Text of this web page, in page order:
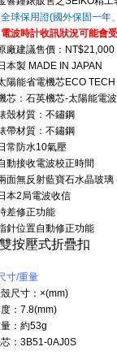
球保用證(國外保固一年、
波時計收訊狀況可能會
廠建議售價：NT$21,000
本製 MADE IN JAPAN
陽能省電機芯ECO
芯：石英機芯-太陽能電波
殼材質：不鏽鋼
帶材質：不鏽鋼
常防水10氣壓
動接收電波校正時間
面無反射藍寶石水晶玻
本2局電波收信
差修正功能
針位置自動修正功能
按壓式折疊扣
寸/重量
尺寸： ×(mm)
：7.8(mm)
：約53g
：3B51-0AJ0S